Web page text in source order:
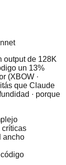
output de 128K
un 13%
(XBOW ·
que Claude
· porque
críticas
ancho